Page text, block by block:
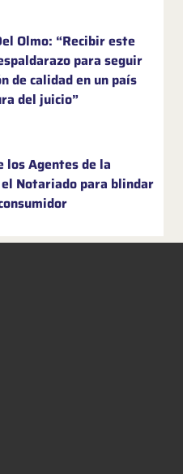
Olmo: “Recibir este
para seguir
de calidad en un país
del juicio”
Agentes de la
Notariado para blindar